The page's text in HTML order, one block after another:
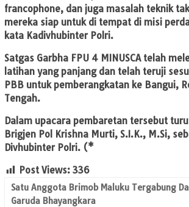
francophone, dan juga masalah teknik
mereka siap untuk di tempat di misi
kata Kadivhubinter Polri.
Satgas Garbha FPU 4 MINUSCA telah
latihan yang panjang dan telah teruji
PBB untuk pemberangkatan ke Bangui,
Tengah.
Dalam upacara pembaretan tersebut
Brigjen Pol Krishna Murti, S.I.K., M.Si,
Divhubinter Polri. (*
Post Views: 336
Satu Anggota Brimob Maluku Tergabung
Garuda Bhayangkara